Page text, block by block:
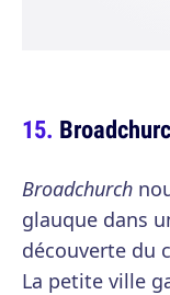
Broadchurch
glauque dans
découverte du
La petite ville